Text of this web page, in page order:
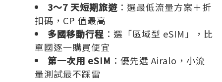
3～7 天短期旅遊 ：選最低流量方案＋折
扣碼，CP 值最高
多國移動行程 ：選「區域型 eSIM」，比
單國逐一購買便宜
第一次用 eSIM ：優先選 Airalo，小流
量測試最不踩雷